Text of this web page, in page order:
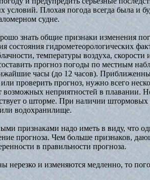
условий. Плохая погода всегда была и
судне.
знать общие признаки изменения
состояния гидрометеорологических
температуры воздуха, скорости
прогноз погоды по местным
часы (до 12 часов).
проверить прогноз, нужно всего
возможных неприятностей в плавании.
о шторме. При наличии
водохранилище.
признаками надо иметь в виду, что
прогноза. Чем больше признаков,
в правильности прогноза.
нерезко и изменяются медленно, то